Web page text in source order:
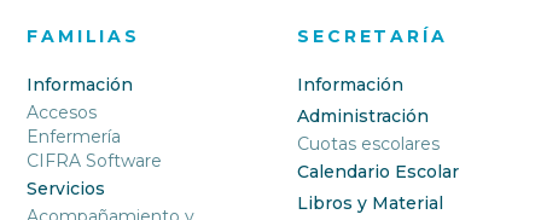
FAMILIAS
Información
Accesos
Enfermería
CIFRA Software
Servicios
SECRETARÍA
Información
Administración
Cuotas escolares
Calendario Escolar
Libros y Material